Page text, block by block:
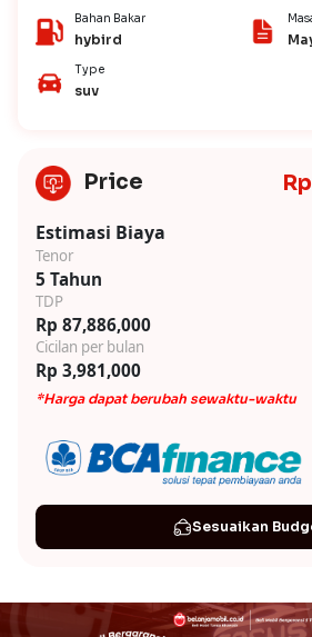
Bahan Bakar
hybird
Type
suv
Price
Estimasi Biaya
Tenor
5 Tahun
TDP
Rp 87,886,000
Cicilan per bulan
Rp 3,981,000
*Harga dapat berubah sewaktu-waktu
Sesuaikan